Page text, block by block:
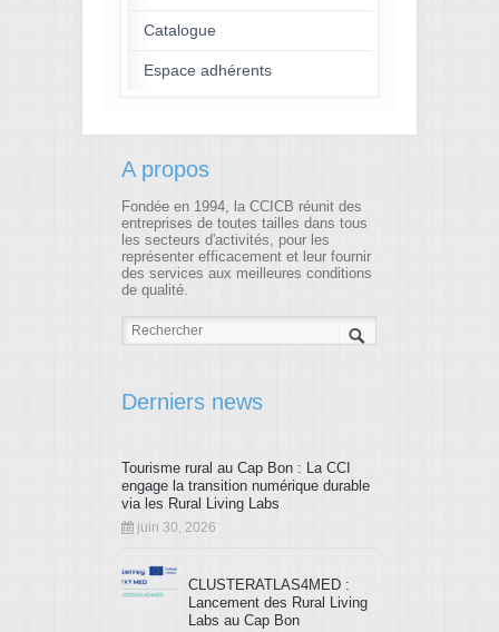
Catalogue
Espace adhérents
A propos
Fondée en 1994, la CCICB réunit des
entreprises de toutes tailles dans tous
les secteurs d'activités, pour les
représenter efficacement et leur fournir
des services aux meilleures conditions
de qualité.
Derniers news
Tourisme rural au Cap Bon : La CCI
engage la transition numérique durable
via les Rural Living Labs
juin 30, 2026
CLUSTERATLAS4MED :
Lancement des Rural Living
Labs au Cap Bon